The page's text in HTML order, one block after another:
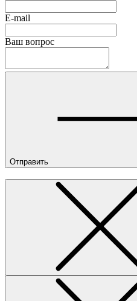
E-mail
Ваш вопрос
Отправить